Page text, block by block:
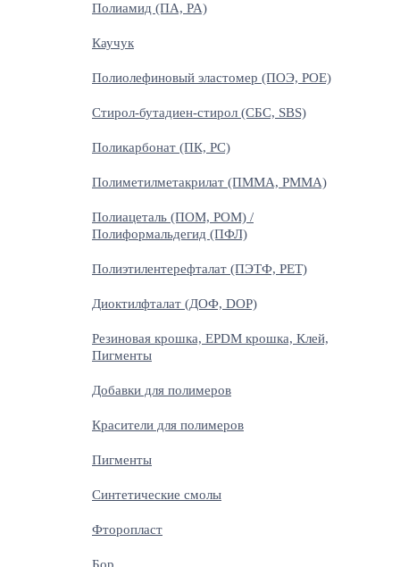
Полиамид (ПА, PA)
Каучук
Полиолефиновый эластомер (ПОЭ, POE)
Стирол-бутадиен-стирол (СБС, SBS)
Поликарбонат (ПК, PC)
Полиметилметакрилат (ПММА, PMMA)
Полиацеталь (ПОМ, POM) /
Полиформальдегид (ПФЛ)
Полиэтилентерефталат (ПЭТФ, PET)
Диоктилфталат (ДОФ, DOP)
Резиновая крошка, EPDM крошка, Клей,
Пигменты
Добавки для полимеров
Красители для полимеров
Пигменты
Синтетические смолы
Фторопласт